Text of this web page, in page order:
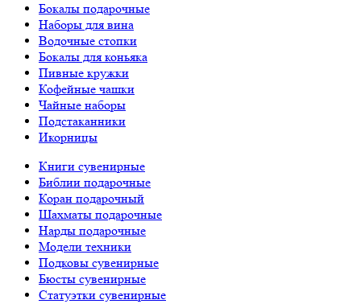
Бокалы подарочные
Наборы для вина
Водочные стопки
Бокалы для коньяка
Пивные кружки
Кофейные чашки
Чайные наборы
Подстаканники
Икорницы
Книги сувенирные
Библии подарочные
Коран подарочный
Шахматы подарочные
Нарды подарочные
Модели техники
Подковы сувенирные
Бюсты сувенирные
Статуэтки сувенирные